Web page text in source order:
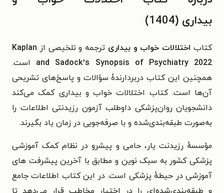
بیداری (1404)
کتاب اختلالات خواب و بیداری ترجمه و تلخیصی از Kaplan
and Sadock’s Synopsis of Psychiatry 2022 است.
همچنین این کتاب دربردارندهٔ سؤالات و پاسخ‌های تشریحی
آن‌ها است. کتاب اختلالات خواب و بیداری کمک می‌کند
دانشجویان روان‌پزشکی داوطلب آزمون رزیدنتی اطلاعات را
به‌صورت طبقه‌بندی‌شده و با صرفه‌جویی در زمان یاد بگیرند.
مؤسسهٔ رزیدنت یار، حامی و پیشرو در نظام کمک آموزشی
پزشکی کشور به سبک نوین و مطابق با آخرین پیشرفت های
آموزشی در حیطهٔ پزشکی است. در این کتاب اطلاعات جامع